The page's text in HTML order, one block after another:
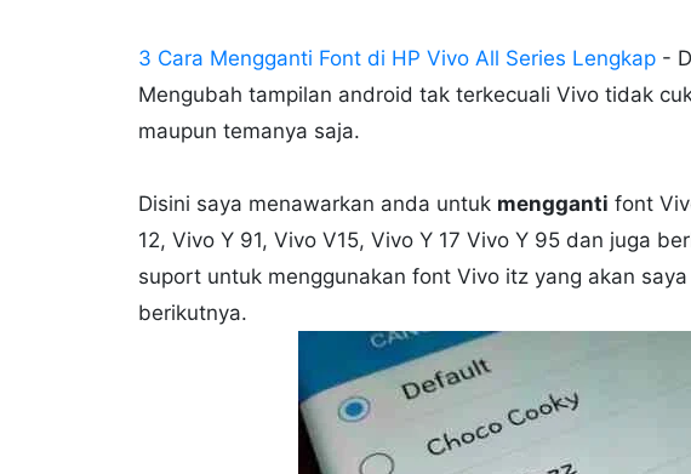
3 Cara Mengganti Font di HP Vivo All Series Lengkap -
Mengubah tampilan android tak terkecuali Vivo tidak
maupun temanya saja.
Disini saya menawarkan anda untuk mengganti font
12, Vivo Y 91, Vivo V15, Vivo Y 17 Vivo Y 95 dan juga
suport untuk menggunakan font Vivo itz yang akan
berikutnya.